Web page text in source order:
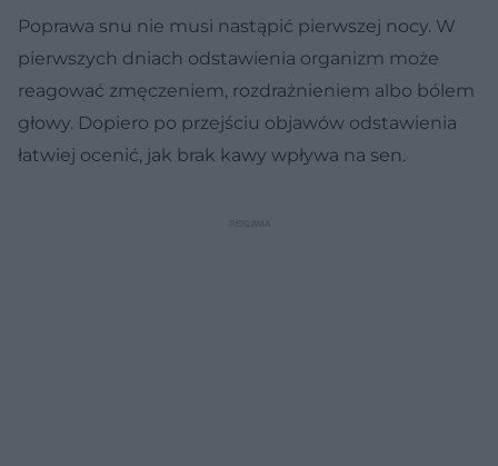
Poprawa snu nie musi nastąpić pierwszej nocy. W
pierwszych dniach odstawienia organizm może
reagować zmęczeniem, rozdrażnieniem albo bólem
głowy. Dopiero po przejściu objawów odstawienia
łatwiej ocenić, jak brak kawy wpływa na sen.